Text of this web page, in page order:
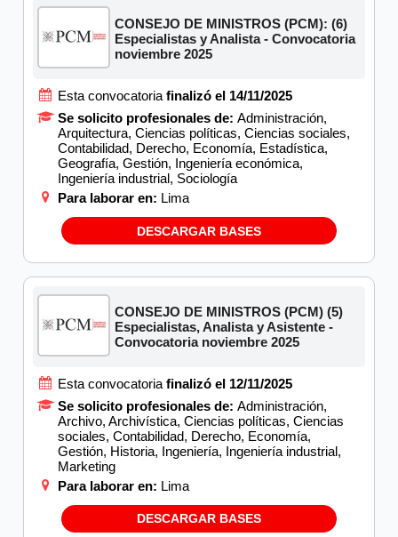
CONSEJO DE MINISTROS (PCM): (6)
Especialistas y Analista - Convocatoria
noviembre 2025
Esta convocatoria finalizó el 14/11/2025
Se solicito profesionales de: Administración,
Arquitectura, Ciencias políticas, Ciencias sociales,
Contabilidad, Derecho, Economía, Estadística,
Geografía, Gestión, Ingeniería económica,
Ingeniería industrial, Sociología
Para laborar en: Lima
DESCARGAR BASES
CONSEJO DE MINISTROS (PCM) (5)
Especialistas, Analista y Asistente -
Convocatoria noviembre 2025
Esta convocatoria finalizó el 12/11/2025
Se solicito profesionales de: Administración,
Archivo, Archivística, Ciencias políticas, Ciencias
sociales, Contabilidad, Derecho, Economía,
Gestión, Historia, Ingeniería, Ingeniería industrial,
Marketing
Para laborar en: Lima
DESCARGAR BASES